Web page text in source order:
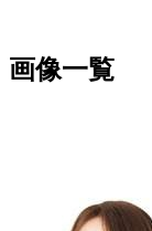
画像一覧